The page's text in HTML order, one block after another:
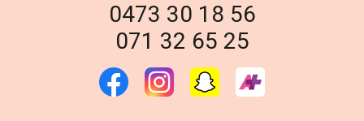
0473 30 18 56
071 32 65 25